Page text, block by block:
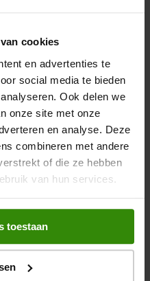
cookies
en advertenties te
social media te bieden
Ook delen we
onze site met onze
en analyse. Deze
combineren met andere
of die ze hebben
van hun services.
toestaan